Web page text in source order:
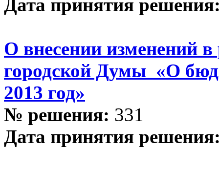
Дата принятия
О внесении изменений
городской Думы «О
2013 год»
№ решения: 331
Дата принятия